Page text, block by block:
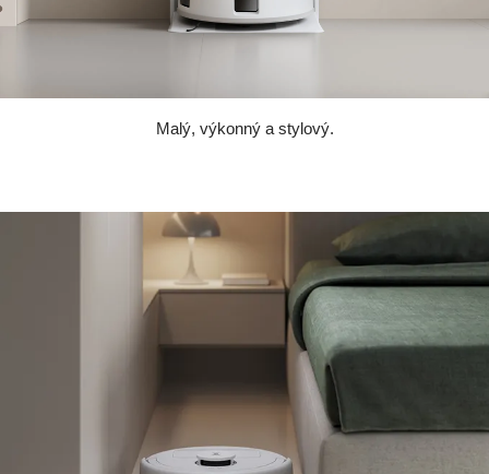
Malý, výkonný a stylový.